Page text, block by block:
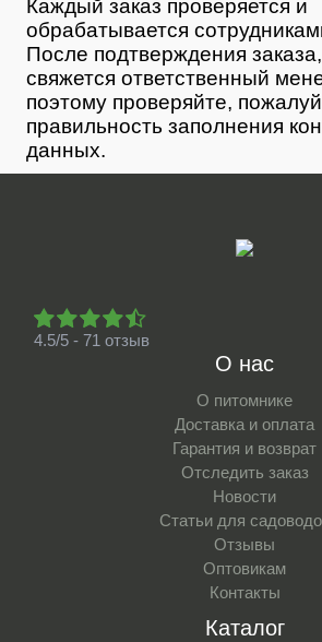
Каждый заказ проверяется и
обрабатывается
После подтверждения
свяжется ответственный
поэтому проверяйте,
правильность заполнения
данных.
4.5/5 - 71 отзыв
О нас
О питомнике
Доставка и оплата
Гарантия и возврат
Отследить заказ
Новости
Статьи для
Отзывы
Оптовикам
Контакты
Каталог